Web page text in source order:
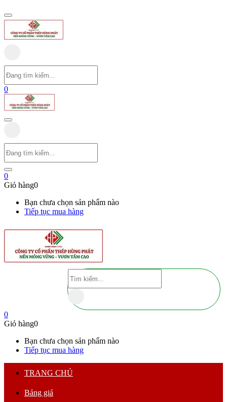
0
0
Giỏ hàng0
Bạn chưa chọn sản phẩm nào
Tiếp tục mua hàng
0
Giỏ hàng0
Bạn chưa chọn sản phẩm nào
Tiếp tục mua hàng
TRANG CHỦ
Bảng giá